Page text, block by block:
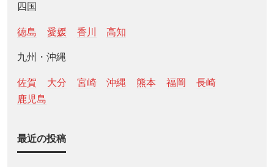
四国
徳島 愛媛 香川 高知
九州・沖縄
佐賀 大分 宮崎 沖縄 熊本 福岡
長崎
鹿児島
最近の投稿